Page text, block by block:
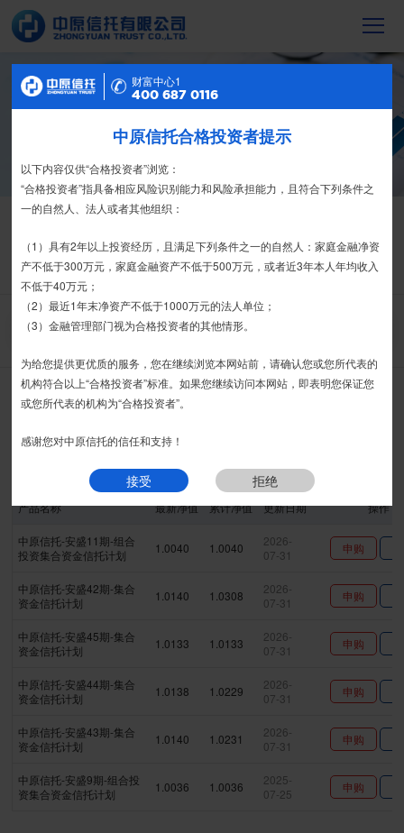
信托产品
产16088亿元，按时足额交付到期信托财
信托产品
净值产品
栏目首页 热销产品 运营产品 净值产品 信息披露
精英理财俱乐部
产品类型： 全部 其他系列 丰利系列 金石系列
宏利系列
精益系列
宏瑞系列
现金系列
产品名称 最新净值 累计净值 更新日期 操作
中原信托-安盛11期-组合
投资集合资金信托计划
1.0040 1.0040
2026-
07-31
申购
中原信托-安盛42期-集合
资金信托计划
1.0140 1.0308
2026-
07-31
申购
中原信托-安盛45期-集合
资金信托计划
1.0133 1.0133
2026-
07-31
申购
中原信托-安盛44期-集合
资金信托计划
1.0138 1.0229
2026-
07-31
申购
中原信托-安盛43期-集合
资金信托计划
1.0140 1.0231
2026-
07-31
申购
中原信托-安盛9期-组合投
资集合资金信托计划
1.0036 1.0036
2025-
07-25
申购
财富中心2
400 687 0116
特别提示
尊敬的投资者：
合格投资者认证、风险测评、录音录像及电子合同签署应由投资者本人
亲自操作完成，不得由他人代办。
我司信托产品账户均以我司名义开立，所有认购信托产品的资金应根据
信托合同约定转入我司信托产品的银行专用账户。投资者认购我司信托产品
时，请注意不要向任何非我司账户转账、支付现金。
如有疑问，请联系您的专属客户经理或咨询我司客服电话400-
接受 拒绝
财富中心1
400 687 0116
中原信托合格投资者提示
以下内容仅供“合格投资者”浏览：
“合格投资者”指具备相应风险识别能力和风险承担能力，且符合下列条件之
一的自然人、法人或者其他组织：
（1）具有2年以上投资经历，且满足下列条件之一的自然人：家庭金融净资
产不低于300万元，家庭金融资产不低于500万元，或者近3年本人年均收入
不低于40万元；
（2）最近1年末净资产不低于1000万元的法人单位；
（3）金融管理部门视为合格投资者的其他情形。
为给您提供更优质的服务，您在继续浏览本网站前，请确认您或您所代表的
机构符合以上“合格投资者”标准。如果您继续访问本网站，即表明您保证您
或您所代表的机构为“合格投资者”。
感谢您对中原信托的信任和支持！
接受 拒绝